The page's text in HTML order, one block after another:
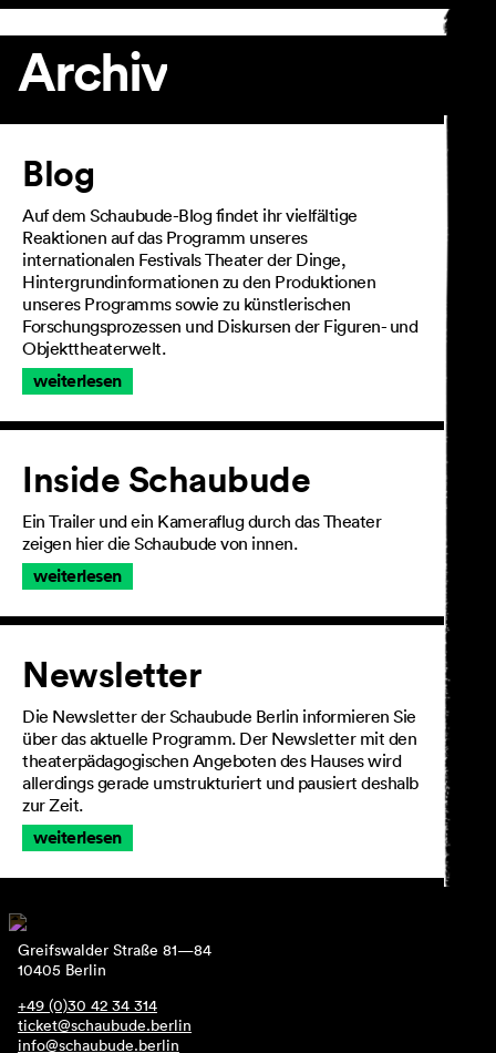
Archiv
Artikel
Blog
Auf dem Schaubude-Blog findet ihr vielfältige
Reaktionen auf das Programm unseres
internationalen Festivals Theater der Dinge,
Hintergrundinformationen zu den Produktionen
unseres Programms sowie zu künstlerischen
Forschungsprozessen und Diskursen der Figuren- und
Objekttheaterwelt.
weiterlesen
Inside Schaubude
Ein Trailer und ein Kameraflug durch das Theater
zeigen hier die Schaubude von innen.
weiterlesen
Newsletter
Die Newsletter der Schaubude Berlin informieren Sie
über das aktuelle Programm. Der Newsletter mit den
theaterpädagogischen Angeboten des Hauses wird
allerdings gerade umstrukturiert und pausiert deshalb
zur Zeit.
weiterlesen
Greifswalder Straße 81—84
10405 Berlin
+49 (0)30 42 34 314
ticket@schaubude.berlin
info@schaubude.berlin